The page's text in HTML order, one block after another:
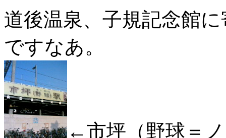
道後温泉、子規記念館
ですなあ。
←市坪（野球＝